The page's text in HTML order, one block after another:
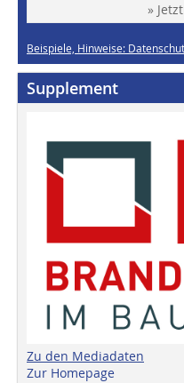
»
Beispiele, Hinweise:
Supplement
Zu den Mediadaten
Zur Homepage